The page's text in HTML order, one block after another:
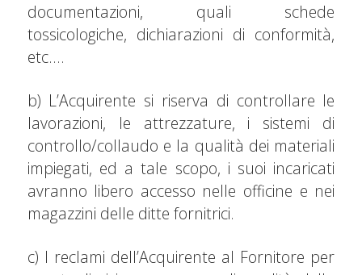
documentazioni, quali schede
tossicologiche, dichiarazioni di conformità,
etc….
b) L’Acquirente si riserva di controllare le
lavorazioni, le attrezzature, i sistemi di
controllo/collaudo e la qualità dei materiali
impiegati, ed a tale scopo, i suoi incaricati
avranno libero accesso nelle officine e nei
magazzini delle ditte fornitrici.
c) I reclami dell’Acquirente al Fornitore per